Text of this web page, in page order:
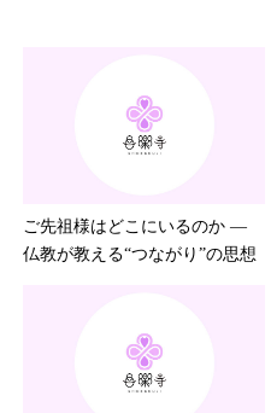
ご先祖様はどこにいるのか ―
仏教が教える“つながり”の思想